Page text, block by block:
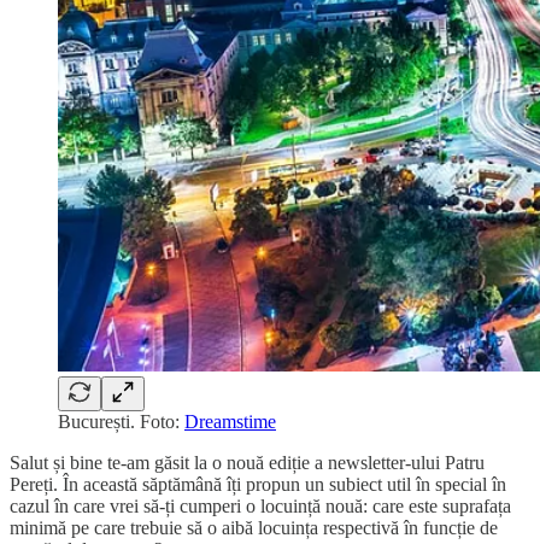
București. Foto: Dreamstime
Salut și bine te-am găsit la o nouă ediție a newsletter-ului Patru
Pereți. În această săptămână îți propun un subiect util în special în
cazul în care vrei să-ți cumperi o locuință nouă: care este suprafața
minimă pe care trebuie să o aibă locuința respectivă în funcție de